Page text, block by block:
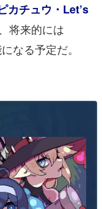
カチュウ・Let’s
将来的には
なる予定だ。